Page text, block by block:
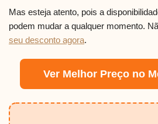
Mas esteja atento, pois a
podem mudar a qualquer momento.
seu desconto agora.
Ver Melhor Preço no